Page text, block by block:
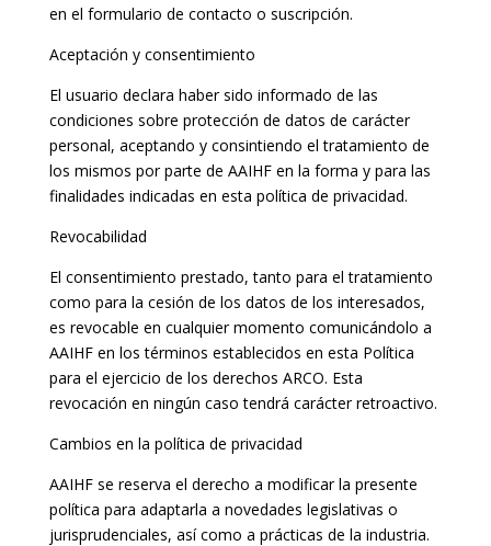
en el formulario de contacto o suscripción.
Aceptación y consentimiento
El usuario declara haber sido informado de las
condiciones sobre protección de datos de carácter
personal, aceptando y consintiendo el tratamiento de
los mismos por parte de AAIHF en la forma y para las
finalidades indicadas en esta política de privacidad.
Revocabilidad
El consentimiento prestado, tanto para el tratamiento
como para la cesión de los datos de los interesados,
es revocable en cualquier momento comunicándolo a
AAIHF en los términos establecidos en esta Política
para el ejercicio de los derechos ARCO. Esta
revocación en ningún caso tendrá carácter retroactivo.
Cambios en la política de privacidad
AAIHF se reserva el derecho a modificar la presente
política para adaptarla a novedades legislativas o
jurisprudenciales, así como a prácticas de la industria.